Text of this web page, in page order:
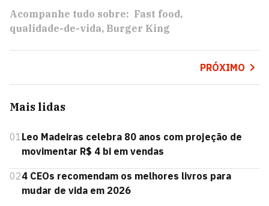
Acompanhe tudo sobre: Fast food
qualidade-de-vida Burger King
PRÓXIMO
Mais lidas
01Leo Madeiras celebra 80 anos com projeção de
movimentar R$ 4 bi em vendas
024 CEOs recomendam os melhores livros para
mudar de vida em 2026